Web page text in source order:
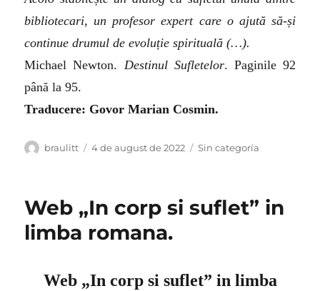
bibliotecari, un profesor expert care o ajută să-și
continue drumul de evoluție spirituală (…).
Michael Newton. Destinul Sufletelor. Paginile 92
până la 95.
Traducere: Govor Marian Cosmin.
Autor
braulitt
Publicat
4 de august de 2022 Categorii
Sin categoría
Web „In corp si suflet” in
limba romana.
Web „In corp si suflet” in limba